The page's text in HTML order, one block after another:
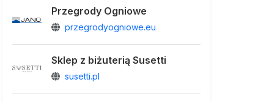
Przegrody Ogniowe
przegrodyogniowe.eu
Sklep z biżuterią Susetti
susetti.pl